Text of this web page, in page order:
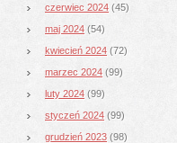
czerwiec 2024 (45)
maj 2024 (54)
kwiecień 2024 (72)
marzec 2024 (99)
luty 2024 (99)
styczeń 2024 (99)
grudzień 2023 (98)